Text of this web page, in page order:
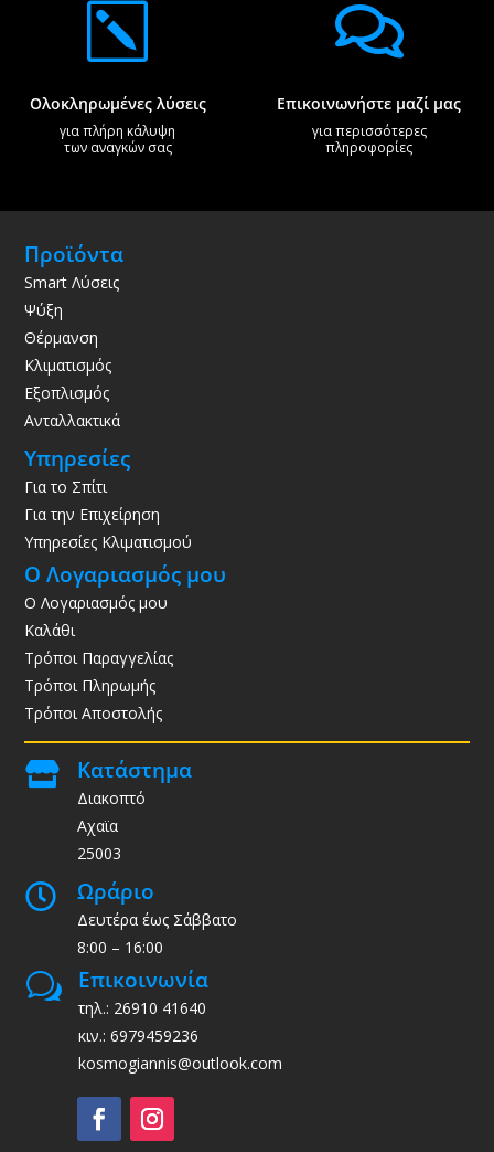
k
Ολοκληρωμένες λύσεις
για πλήρη κάλυψη
των αναγκών σας

Επικοινωνήστε μαζί μας
για περισσότερες
πληροφορίες
Προϊόντα
Smart Λύσεις
Ψύξη
Θέρμανση
Κλιματισμός
Εξοπλισμός
Ανταλλακτικά
Υπηρεσίες
Για το Σπίτι
Για την Επιχείρηση
Υπηρεσίες Κλιματισμού
Ο Λογαριασμός μου
Ο Λογαριασμός μου
Καλάθι
Τρόποι Παραγγελίας
Τρόποι Πληρωμής
Τρόποι Αποστολής
 Κατάστημα
Διακοπτό
Αχαϊα
25003
 Ωράριο
Δευτέρα έως Σάββατο
8:00 – 16:00
w Επικοινωνία
τηλ.: 26910 41640
κιν.: 6979459236
kosmogiannis@outlook.com